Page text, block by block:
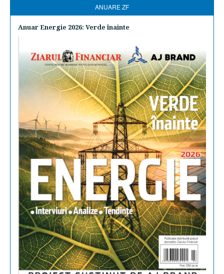
ANUARE ZF
Anuar Energie 2026: Verde înainte